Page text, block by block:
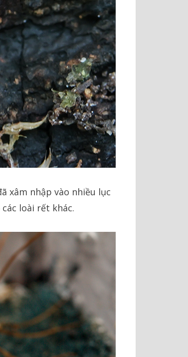
xâm nhập vào nhiều lục
loài rết khác.